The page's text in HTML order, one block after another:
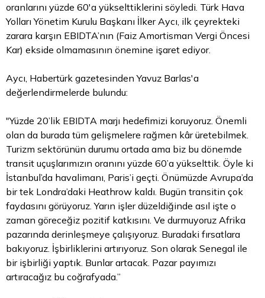
oranlarını yüzde 60'a yükselttiklerini söyledi. Türk Hava
Yolları Yönetim Kurulu Başkanı İlker Aycı, ilk çeyrekteki
zarara karşın EBIDTA’nın (Faiz Amortisman Vergi Öncesi
Kar) ekside olmamasının önemine işaret ediyor.
Aycı, Habertürk gazetesinden Yavuz Barlas'a
değerlendirmelerde bulundu:
"Yüzde 20’lik EBIDTA marjı hedefimizi koruyoruz. Önemli
olan da burada tüm gelişmelere rağmen kâr üretebilmek.
Turizm sektörünün durumu ortada ama biz bu dönemde
transit uçuşlarımızın oranını yüzde 60’a yükselttik. Öyle ki
İstanbul’da havalimanı, Paris’i geçti. Önümüzde Avrupa’da
bir tek Londra’daki Heathrow kaldı. Bugün transitin çok
faydasını görüyoruz. Yarın işler düzeldiğinde asıl işte o
zaman göreceğiz pozitif katkısını. Ve durmuyoruz Afrika
pazarında derinleşmeye çalışıyoruz. Buradaki fırsatlara
bakıyoruz. İşbirliklerini artırıyoruz. Son olarak Senegal ile
bir işbirliği yaptık. Bunlar artacak. Pazar payımızı
artıracağız bu coğrafyada.”